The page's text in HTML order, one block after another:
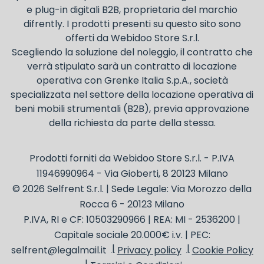
e plug-in digitali B2B, proprietaria del marchio
difrently. I prodotti presenti su questo sito sono
offerti da Webidoo Store S.r.l.
Scegliendo la soluzione del noleggio, il contratto che
verrà stipulato sarà un contratto di locazione
operativa con Grenke Italia S.p.A., società
specializzata nel settore della locazione operativa di
beni mobili strumentali (B2B), previa approvazione
della richiesta da parte della stessa.
Prodotti forniti da Webidoo Store S.r.l. - P.IVA
11946990964 - Via Gioberti, 8 20123 Milano
© 2026 Selfrent S.r.l. | Sede Legale: Via Morozzo della
Rocca 6 - 20123 Milano
P.IVA, RI e CF: 10503290966 | REA: MI - 2536200 |
Capitale sociale 20.000€ i.v. | PEC:
selfrent@legalmail.it
Privacy policy
Cookie Policy